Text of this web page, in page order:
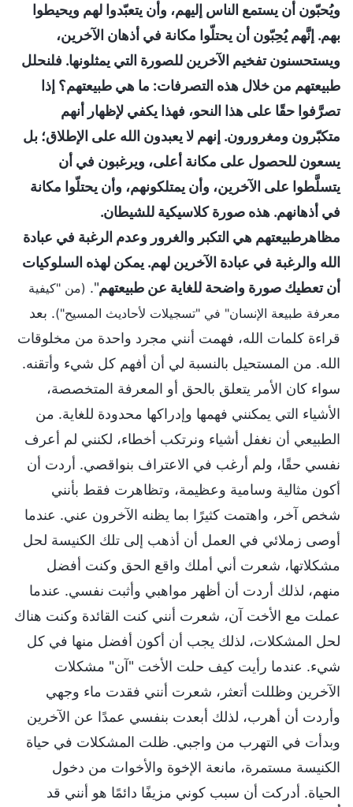
ويُحبّون أن يستمع الناس إليهم، وأن يتعبّدوا لهم ويحيطوا
بهم. إنَّهم يُحِبّون أن يحتلّوا مكانة في أذهان الآخرين،
ويستحسنون تفخيم الآخرين للصورة التي يمثلونها. فلنحلل
طبيعتهم من خلال هذه التصرفات: ما هي طبيعتهم؟ إذا
تصرَّفوا حقًا على هذا النحو، فهذا يكفي لإظهار أنهم
متكبّرون ومغرورون. إنهم لا يعبدون الله على الإطلاق؛ بل
يسعون للحصول على مكانة أعلى، ويرغبون في أن
يتسلَّطوا على الآخرين، وأن يمتلكونهم، وأن يحتلّوا مكانة
في أذهانهم. هذه صورة كلاسيكية للشيطان.
مظاهرطبيعتهم هي التكبر والغرور وعدم الرغبة في عبادة
الله والرغبة في عبادة الآخرين لهم. يمكن لهذه السلوكيات
أن تعطيك صورة واضحة للغاية عن طبيعتهم". (من "كيفية
معرفة طبيعة الإنسان" في "تسجيلات لأحاديث المسيح"). بعد
قراءة كلمات الله، فهمت أنني مجرد واحدة من مخلوقات
الله. من المستحيل بالنسبة لي أن أفهم كل شيء وأتقنه.
سواء كان الأمر يتعلق بالحق أو المعرفة المتخصصة،
الأشياء التي يمكنني فهمها وإدراكها محدودة للغاية. من
الطبيعي أن نغفل أشياء ونرتكب أخطاء، لكنني لم أعرف
نفسي حقًا، ولم أرغب في الاعتراف بنواقصي. أردت أن
أكون مثالية وسامية وعظيمة، وتظاهرت فقط بأنني
شخص آخر، واهتمت كثيرًا بما يظنه الآخرون عني. عندما
أوصى زملائي في العمل أن أذهب إلى تلك الكنيسة لحل
مشكلاتها، شعرت أني أملك واقع الحق وكنت أفضل
منهم، لذلك أردت أن أظهر مواهبي وأثبت نفسي. عندما
عملت مع الأخت آن، شعرت أنني كنت القائدة وكنت هناك
لحل المشكلات، لذلك يجب أن أكون أفضل منها في كل
شيء. عندما رأيت كيف حلت الأخت "آن" مشكلات
الآخرين وظللت أتعثر، شعرت أنني فقدت ماء وجهي
وأردت أن أهرب، لذلك أبعدت بنفسي عمدًا عن الآخرين
وبدأت في التهرب من واجبي. ظلت المشكلات في حياة
الكنيسة مستمرة، مانعة الإخوة والأخوات من دخول
الحياة. أدركت أن سبب كوني مزيفًا دائمًا هو أنني قد